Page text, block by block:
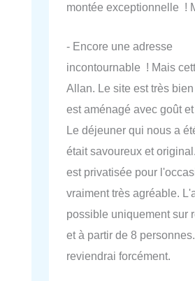
montée exceptionnelle !
- Encore une adresse
incontournable ! Mais
Allan. Le site est très
est aménagé avec goût
Le déjeuner qui nous a
était savoureux et
est privatisée pour
vraiment très agréable.
possible uniquement sur
et à partir de 8
reviendrai forcément.